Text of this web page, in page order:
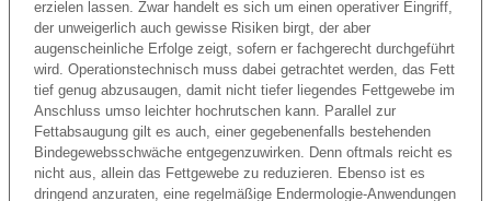
erzielen lassen. Zwar handelt es sich um einen operativer Eingriff,
der unweigerlich auch gewisse Risiken birgt, der aber
augenscheinliche Erfolge zeigt, sofern er fachgerecht durchgeführt
wird. Operationstechnisch muss dabei getrachtet werden, das Fett
tief genug abzusaugen, damit nicht tiefer liegendes Fettgewebe im
Anschluss umso leichter hochrutschen kann. Parallel zur
Fettabsaugung gilt es auch, einer gegebenenfalls bestehenden
Bindegewebsschwäche entgegenzuwirken. Denn oftmals reicht es
nicht aus, allein das Fettgewebe zu reduzieren. Ebenso ist es
dringend anzuraten, eine regelmäßige Endermologie-Anwendungen